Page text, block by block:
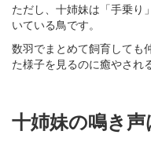
ただし、十姉妹は「手乗り
いている鳥です。
数羽でまとめて飼育しても
た様子を見るのに癒やされ
十姉妹の鳴き